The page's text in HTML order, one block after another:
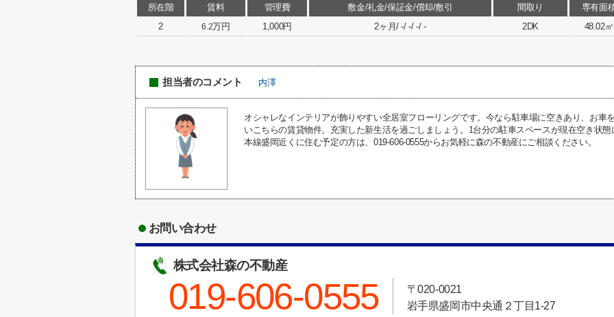
所在階 賃料 管理費 敷金/礼金/保証金/償却/敷引 間取り
専有面
2
6.2万円 1,000円 2ヶ月/ -/ -/ -/ - 2DK 48.02㎡
担当者のコメント 内澤
オシャレなインテリアが飾りやすい全居室フローリングです。今なら駐車場に空きあり、お車
いこちらの賃貸物件。充実した新生活を過ごしましょう。1台分の駐車スペースが現在空き状
本線盛岡近くに住む予定の方は、019-606-0555からお気軽に森の不動産にご相談ください。
お問い合わせ
株式会社森の不動産
019-606-0555
〒020-0021
岩手県盛岡市中央通２丁目1-27